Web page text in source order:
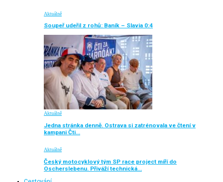
Aktuálně
Soupeř udeřil z rohů: Baník – Slavia 0:4
Aktuálně
Jedna stránka denně. Ostrava si zatrénovala ve čtení v
kampani Čti…
Aktuálně
Český motocyklový tým SP race project míří do
Oscherslebenu. Přiváží technická…